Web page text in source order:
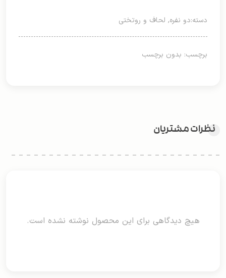
دسته:دو نفره, لحاف و روتختی
برچسب: بدون برچسب
نظرات مشتریان
هیچ دیدگاهی برای این محصول نوشته نشده است.